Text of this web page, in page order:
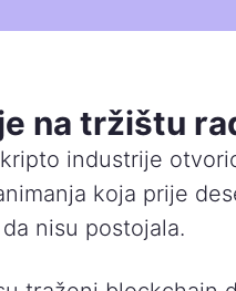
na tržištu
industrije
koja prije
nisu postojala.